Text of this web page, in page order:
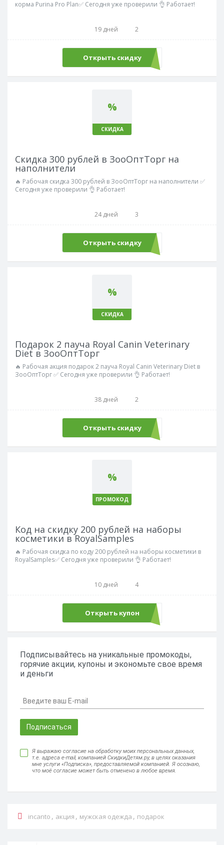
корма Purina Pro Plan✅ Сегодня уже проверили 👌 Работает!
19 дней 2
Открыть скидку
%
СКИДКА
Скидка 300 рублей в ЗооОптТорг на
наполнители
🔥 Рабочая скидка 300 рублей в ЗооОптТорг на наполнители ✅
Сегодня уже проверили 👌 Работает!
24 дней 3
Открыть скидку
%
СКИДКА
Подарок 2 пауча Royal Canin Veterinary
Diet в ЗооОптТорг
🔥 Рабочая акция подарок 2 пауча Royal Canin Veterinary Diet в
ЗооОптТорг ✅ Сегодня уже проверили 👌 Работает!
38 дней 2
Открыть скидку
%
ПРОМОКОД
Код на скидку 200 рублей на наборы
косметики в RoyalSamples
🔥 Рабочая скидка по коду 200 рублей на наборы косметики в
RoyalSamples✅ Сегодня уже проверили 👌 Работает!
10 дней 4
Открыть купон ecom
Подписывайтесь на уникальные промокоды,
горячие акции, купоны и экономьте свое время
и деньги
Подписаться
Я выражаю согласие на обработку моих персональных данных,
т.е. адреса e-mail, компанией СкидкиДетям.ру, в целях оказания
мне услуги «Подписка», предоставляемой компанией. Я осознаю,
что моё согласие может быть отменено в любое время.
incanto , акция , мужская одежда , подарок